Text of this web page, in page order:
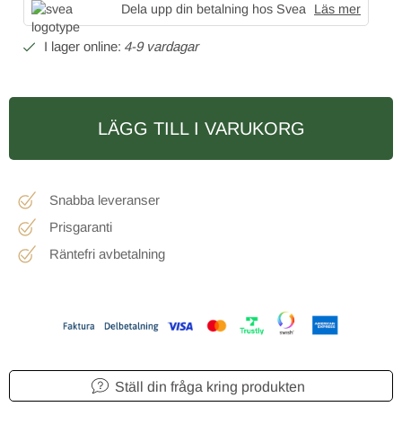
Dela upp din betalning hos Svea Läs mer
4-9 vardagar
LÄGG TILL I VARUKORG
Snabba leveranser
Prisgaranti
Räntefri avbetalning
Ställ din fråga kring produkten